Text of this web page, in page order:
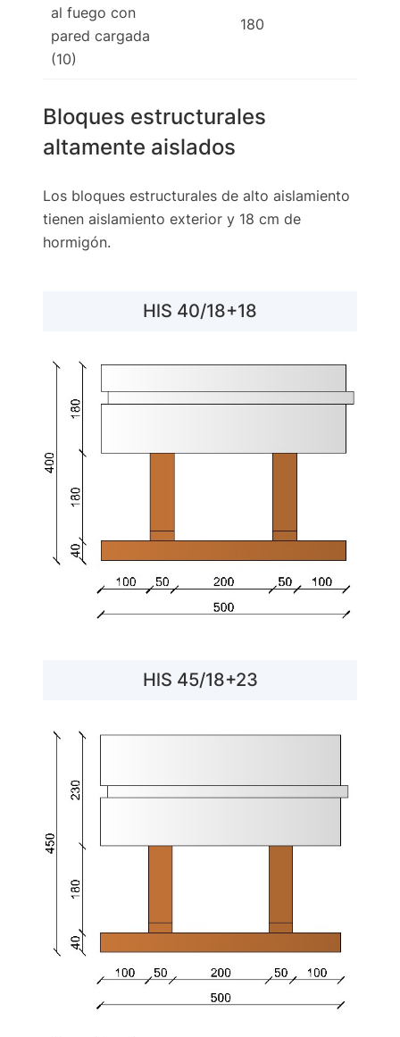
al fuego con
pared cargada
(10)
180
Bloques estructurales
altamente aislados
Los bloques estructurales de alto aislamiento
tienen aislamiento exterior y 18 cm de
hormigón.
HlS 40/18+18
HlS 45/18+23